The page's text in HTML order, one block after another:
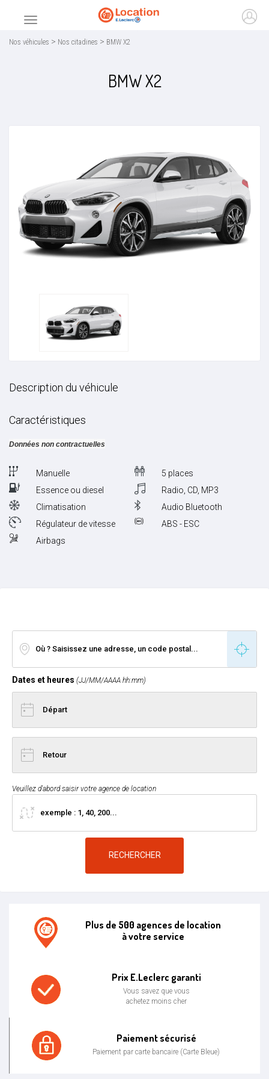
Menu principal
Accueil
Nos véhicules > Nos citadines > BMW X2
BMW X2
Description du véhicule
Caractéristiques
Données non contractuelles
Manuelle
5 places
Essence ou diesel
Radio, CD, MP3
Climatisation
Audio Bluetooth
Régulateur de vitesse
ABS - ESC
Airbags
Dates et heures (JJ/MM/AAAA hh:mm)
Veuillez d'abord saisir votre agence de location
RECHERCHER
Plus de 500 agences de location
à votre service
Prix E.Leclerc garanti
Vous savez que vous
achetez moins cher
Paiement sécurisé
Paiement par carte bancaire (Carte Bleue)